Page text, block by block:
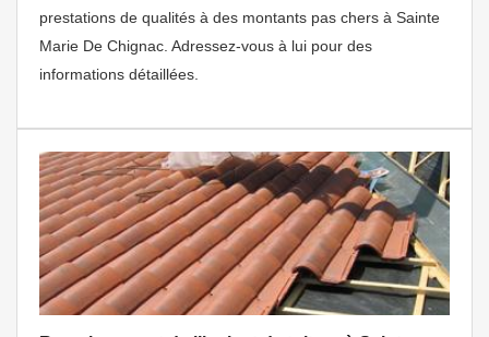
prestations de qualités à des montants pas chers à Sainte
Marie De Chignac. Adressez-vous à lui pour des
informations détaillées.